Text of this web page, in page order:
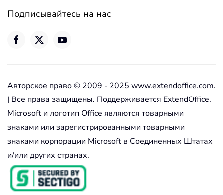
Подписывайтесь на нас
Авторское право © 2009 - 2025 www.extendoffice.com.
| Все права защищены. Поддерживается ExtendOffice.
Microsoft и логотип Office являются товарными
знаками или зарегистрированными товарными
знаками корпорации Microsoft в Соединенных Штатах
и/или других странах.